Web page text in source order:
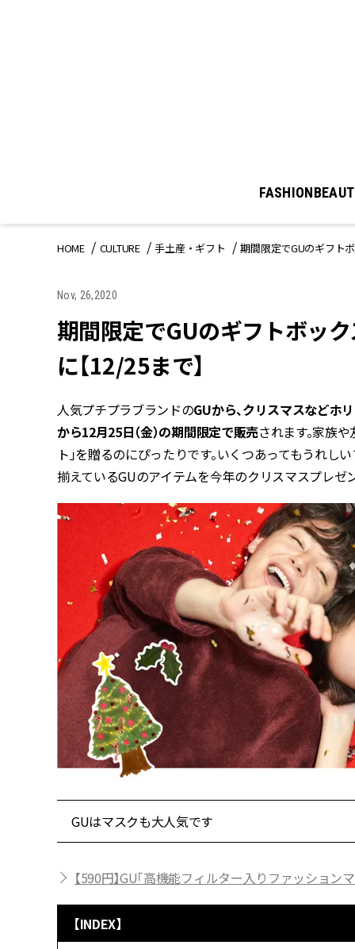
FASHION
HOME CULTURE 手土産・ギフト 期間限定でGUのギフト
Nov, 26,2020
期間限定でGUのギフトボッ
に【12/25まで】
人気プチプラブランドのGUから、クリスマスなどホ
から12月25日（金）の期間限定で販売されます。家族
ト」を贈るのにぴったりです。いくつあってもうれ
揃えているGUのアイテムを今年のクリスマスプレゼ
GUはマスクも大人気です
【590円】GU「高機能フィルター入りファッション
【INDEX】